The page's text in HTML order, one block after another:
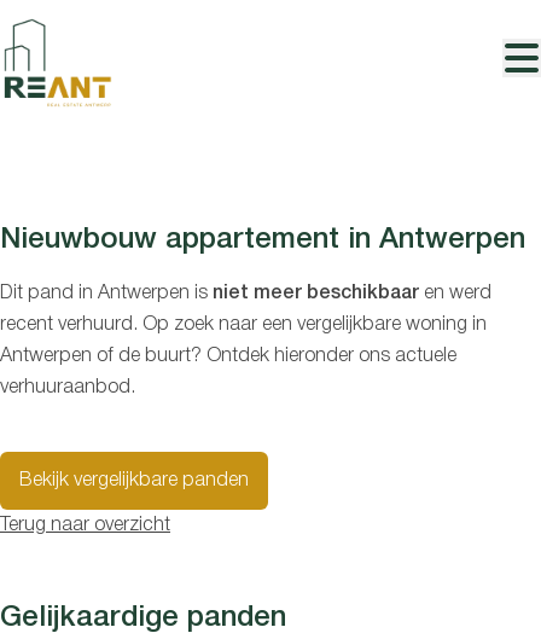
VERHUURD
Nieuwbouw appartement in Antwerpen
Dit pand in Antwerpen is niet meer beschikbaar en werd
recent verhuurd. Op zoek naar een vergelijkbare woning in
Antwerpen of de buurt? Ontdek hieronder ons actuele
verhuuraanbod.
Bekijk vergelijkbare panden
Terug naar overzicht
Gelijkaardige panden